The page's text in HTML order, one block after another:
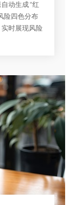
动生成 “红
险四色分布
时展现风险